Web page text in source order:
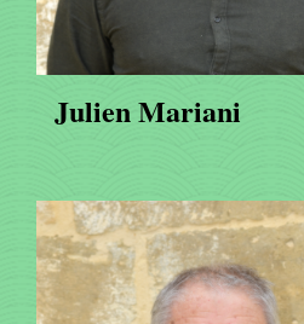
Julien Mariani